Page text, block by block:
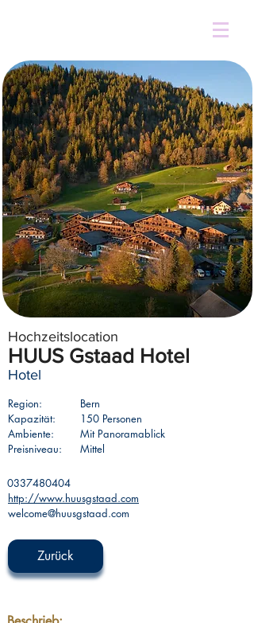
Hochzeitslocation
HUUS Gstaad Hotel
Hotel
Region:
Bern
Kapazität:
150 Personen
Ambiente:
Mit Panoramablick
Preisniveau:
Mittel
0337480404
http://www.huusgstaad.com
welcome@huusgstaad.com
Zurück